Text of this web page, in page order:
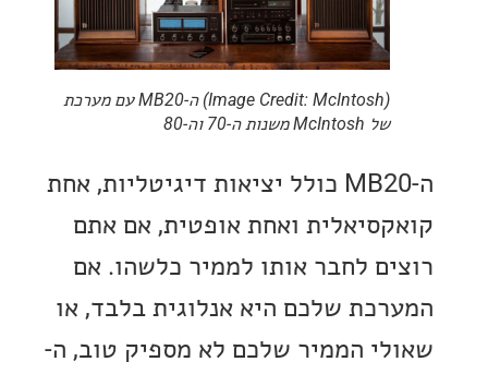
(Image Credit: McIntosh) ה-MB20 עם מערכת
ה-MB20 כולל יציאות דיגיטליות, אחת
ואחת אופטית, אם אתם
לחבר אותו לממיר כלשהו. אם
שלכם היא אנלוגית בלבד, או
הממיר שלכם לא מספיק טוב, ה-